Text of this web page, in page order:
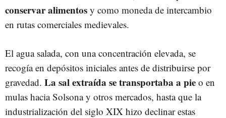
conservar alimentos y como moneda de intercambio
en rutas comerciales medievales.
El agua salada, con una concentración elevada, se
recogía en depósitos iniciales antes de distribuirse por
gravedad. La sal extraída se transportaba a pie o en
mulas hacia Solsona y otros mercados, hasta que la
industrialización del siglo XIX hizo declinar estas